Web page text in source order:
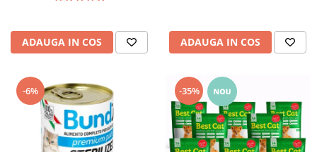
ADAUGA IN COS ADAUGA IN COS
-6% -35%